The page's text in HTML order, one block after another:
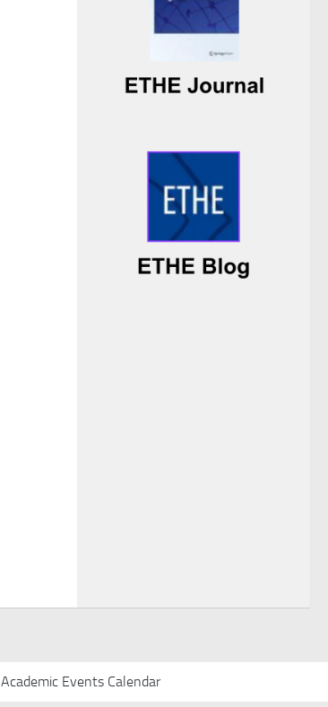
Academic Events Calendar